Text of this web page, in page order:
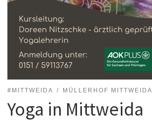
#MITTWEIDA MÜLLERHOF MITTWEIDA
Yoga in Mittweida